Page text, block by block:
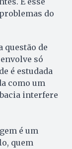
do
questão de
só
é estudada
como um
interfere
é um
quem